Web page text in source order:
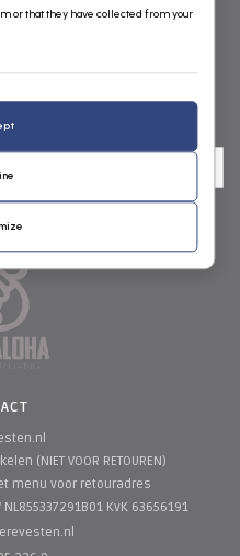
(NIET VOOR RETOUREN)
menu voor retouradres
NL855337291B01 KvK 63656191
or that they have collected from your